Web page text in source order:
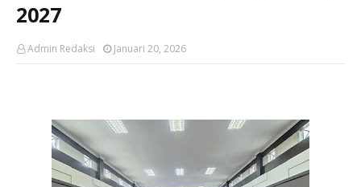
2027
Admin Redaksi Januari 20, 2026